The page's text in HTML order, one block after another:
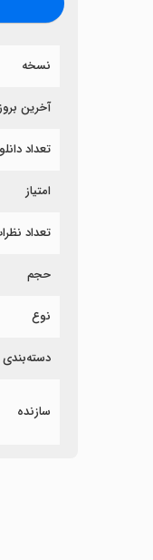
نسخه
آخرین
تعداد
امتیاز
تعداد
حجم
نوع
دسته‌بندی
سازنده